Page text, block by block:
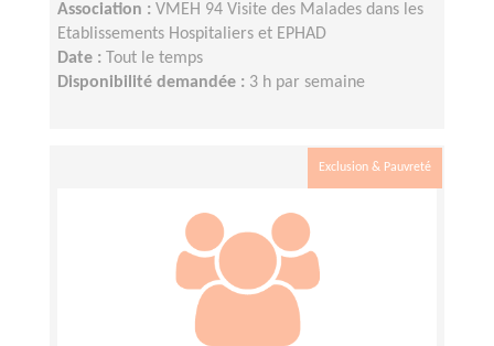
Association : VMEH 94 Visite des Malades dans les
Etablissements Hospitaliers et EPHAD
Date :
Tout le temps
Disponibilité demandée : 3 h par semaine
Exclusion & Pauvreté